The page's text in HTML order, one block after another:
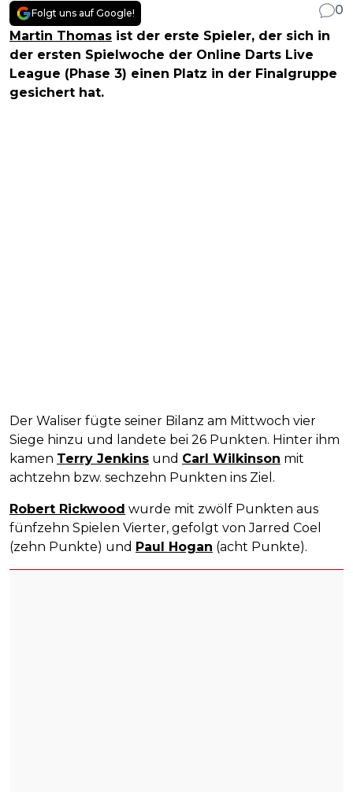
Folgt uns auf Google!
0
Martin Thomas ist der erste Spieler, der sich in
der ersten Spielwoche der Online Darts Live
League (Phase 3) einen Platz in der Finalgruppe
gesichert hat.
Der Waliser fügte seiner Bilanz am Mittwoch vier
Siege hinzu und landete bei 26 Punkten. Hinter ihm
kamen Terry Jenkins und Carl Wilkinson mit
achtzehn bzw. sechzehn Punkten ins Ziel.
Robert Rickwood wurde mit zwölf Punkten aus
fünfzehn Spielen Vierter, gefolgt von Jarred Coel
(zehn Punkte) und Paul Hogan (acht Punkte).